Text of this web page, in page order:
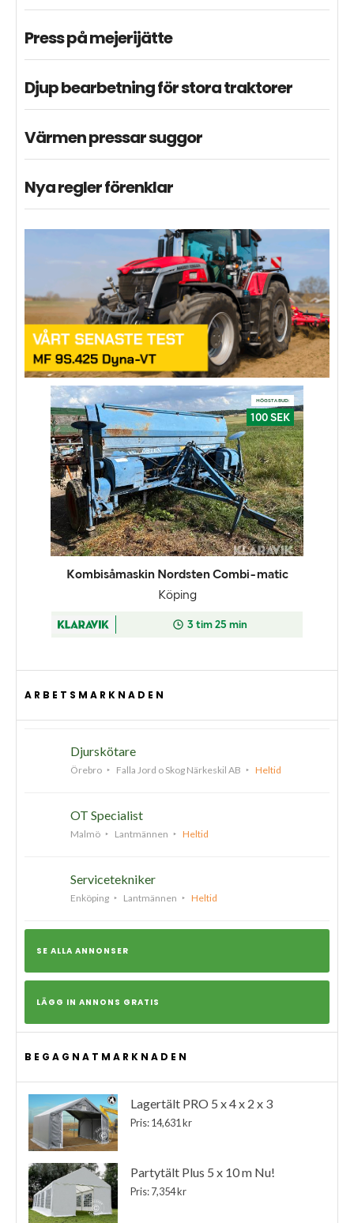
Press på mejerijätte
Djup bearbetning för stora traktorer
Värmen pressar suggor
Nya regler förenklar
ARBETSMARKNADEN
Djurskötare
Örebro Falla Jord o Skog Närkeskil AB Heltid
OT Specialist
Malmö Lantmännen Heltid
Servicetekniker
Enköping Lantmännen Heltid
SE ALLA ANNONSER
LÄGG IN ANNONS GRATIS
BEGAGNATMARKNADEN
Lagertält PRO 5 x 4 x 2 x 3
Pris: 14,631 kr
Partytält Plus 5 x 10 m Nu!
Pris: 7,354 kr